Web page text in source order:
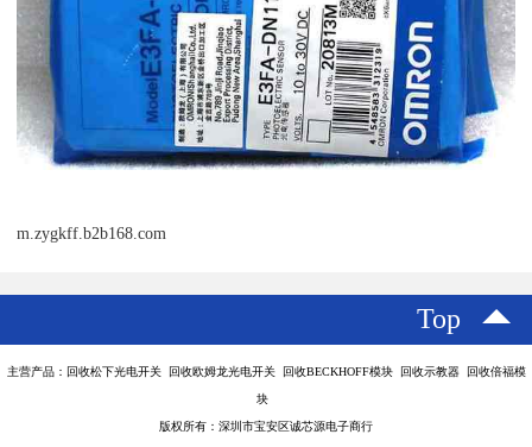
m.zygkff.b2b168.com
Top
主营产品：回收松下光电开关 回收欧姆龙光电开关 回收BECKHOFF模块 回收示教器 回收倍福模
块
版权所有：深圳市宝安区诚芯源电子商行